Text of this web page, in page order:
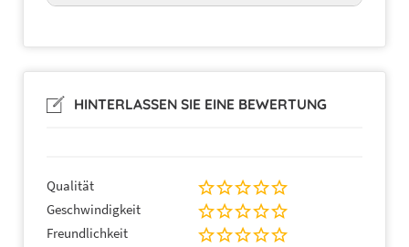
HINTERLASSEN SIE EINE BEWERTUNG
Qualität
Geschwindigkeit
Freundlichkeit